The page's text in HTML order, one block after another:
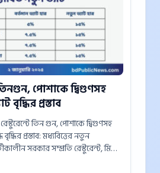
পোশাকে দ্বিগুণসহ
বৃদ্ধির প্রস্তাব
তিন গুন, পোশাকে দ্বিগুণসহ
প্রস্তাব: মধ্যবিত্তের নতুন
সরকার সম্প্রতি রেস্টুরেন্ট, মিষ্টির
উপর ভ্যাট বৃদ্ধির প্রস্তাব করেছে,